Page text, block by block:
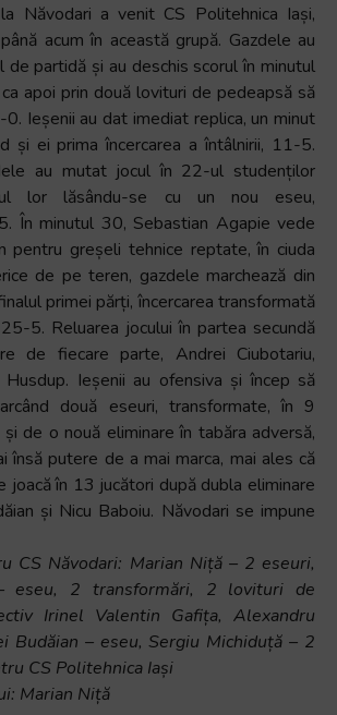
Năvodari a venit CS Politehnica Iași,
acum în această grupă. Gazdele au
de partidă și au deschis scorul în minutul
apoi prin două lovituri de pedeapsă să
Ieșenii au dat imediat replica, un minut
și ei prima încercarea a întâlnirii, 11-5.
au mutat jocul în 22-ul studenților
lor lăsându-se cu un nou eseu,
În minutul 30, Sebastian Agapie vede
pentru greșeli tehnice reptate, în ciuda
de pe teren, gazdele marchează din
primei părți, încercarea transformată
5. Reluarea jocului în partea secundă
de fiecare parte, Andrei Ciubotariu,
Husdup. Ieșenii au ofensiva și încep să
două eseuri, transformate, în 9
de o nouă eliminare în tabăra adversă,
însă putere de a mai marca, mai ales că
joacă în 13 jucători după dubla eliminare
și Nicu Baboiu. Năvodari se impune
CS Năvodari: Marian Niță – 2 eseuri,
eseu, 2 transformări, 2 lovituri de
Irinel Valentin Gafița, Alexandru
Budăian – eseu, Sergiu Michiduță – 2
CS Politehnica Iași
Marian Niță